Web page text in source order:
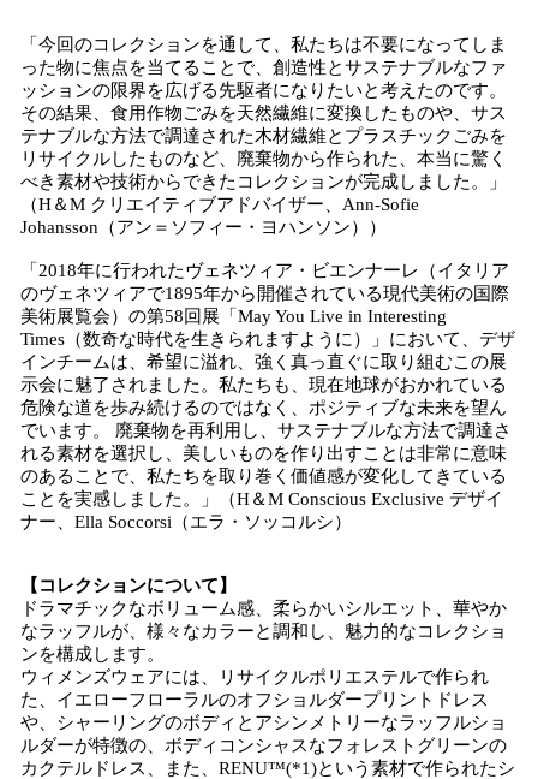
「今回のコレクションを通して、私たちは不要になってしま
った物に焦点を当てることで、創造性とサステナブルなファ
ッションの限界を広げる先駆者になりたいと考えたのです。
その結果、食用作物ごみを天然繊維に変換したものや、サス
テナブルな方法で調達された木材繊維とプラスチックごみを
リサイクルしたものなど、廃棄物から作られた、本当に驚く
べき素材や技術からできたコレクションが完成しました。」
（H＆M クリエイティブアドバイザー、Ann-Sofie
Johansson（アン＝ソフィー・ヨハンソン））
「2018年に行われたヴェネツィア・ビエンナーレ（イタリア
のヴェネツィアで1895年から開催されている現代美術の国際
美術展覧会）の第58回展「May You Live in Interesting
Times（数奇な時代を生きられますように）」において、デザ
インチームは、希望に溢れ、強く真っ直ぐに取り組むこの展
示会に魅了されました。私たちも、現在地球がおかれている
危険な道を歩み続けるのではなく、ポジティブな未来を望ん
でいます。 廃棄物を再利用し、サステナブルな方法で調達さ
れる素材を選択し、美しいものを作り出すことは非常に意味
のあることで、私たちを取り巻く価値感が変化してきている
ことを実感しました。」（H＆M Conscious Exclusive デザイ
ナー、Ella Soccorsi（エラ・ソッコルシ）
【コレクションについて】
ドラマチックなボリューム感、柔らかいシルエット、華やか
なラッフルが、様々なカラーと調和し、魅力的なコレクショ
ンを構成します。
ウィメンズウェアには、リサイクルポリエステルで作られ
た、イエローフローラルのオフショルダープリントドレス
や、シャーリングのボディとアシンメトリーなラッフルショ
ルダーが特徴の、ボディコンシャスなフォレストグリーンの
カクテルドレス、また、RENU™(*1)という素材で作られたシ